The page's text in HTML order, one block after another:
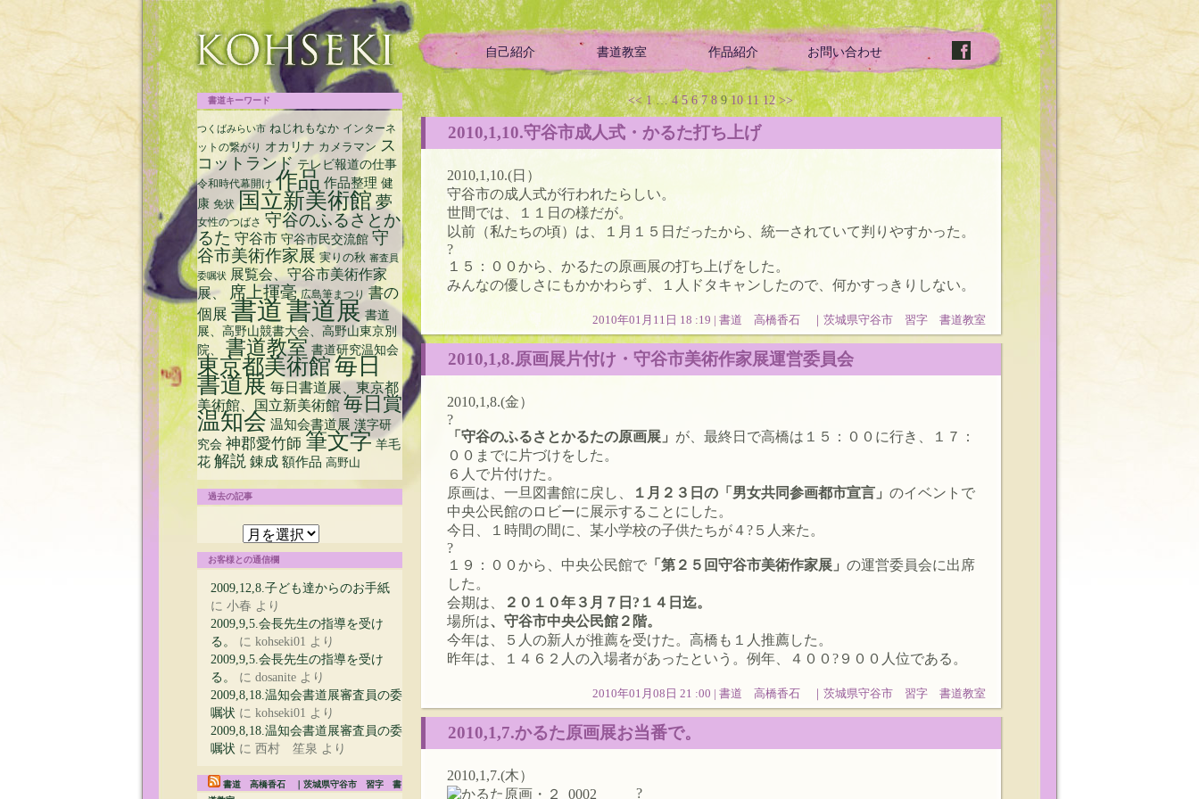
自己紹介 書道教室 作品紹介 お問い合わせ
срочный займ на карту с плохой кредитной историей << 1 … 4 5 6 7 8 9 10 11 12 >>
2010,1,10.守谷市成人式・かるた打ち上げ
2010,1,10.(日）
守谷市の成人式が行われたらしい。
世間では、１１日の様だが。
以前（私たちの頃）は、１月１５日だったから、統一されていて判りやすかった。
?
１５：００から、かるたの原画展の打ち上げをした。
みんなの優しさにもかかわらず、１人ドタキャンしたので、何かすっきりしない。
2010年01月11日 18 :19 | 書道 高橋香石 ｜茨城県守谷市 習字 書道教室
2010,1,8.原画展片付け・守谷市美術作家展運営委員会
2010,1,8.(金）
?
「守谷のふるさとかるたの原画展」 が、最終日で高橋は１５：００に行き、１７：
００までに片づけをした。
６人で片付けた。
原画は、一旦図書館に戻し、
１月２３日の「男女共同参画都市宣言」 のイベントで
中央公民館のロビーに展示することにした。
今日、１時間の間に、某小学校の子供たちが４?５人来た。
?
１９：００から、中央公民館で 「第２５回守谷市美術作家展」 の運営委員会に出席
した。
会期は、
２０１０年３月７日?１４日迄。
場所は、守谷市中央公民館２階。
今年は、５人の新人が推薦を受けた。高橋も１人推薦した。
昨年は、１４６２人の入場者があったという。例年、４００?９００人位である。
2010年01月08日 21 :00 | 書道 高橋香石 ｜茨城県守谷市 習字 書道教室
2010,1,7.かるた原画展お当番で。
2010,1,7.(木）
?
書道キーワード
つくばみらい市 ねじれもなか インターネ
ットの繋がり オカリナ カメラマン ス
コットランド テレビ報道の仕事
令和時代幕開け 作品 作品整理 健
康 免状 国立新美術館 夢
女性のつばさ 守谷のふるさとか
るた 守谷市 守谷市民交流館 守
谷市美術作家展 実りの秋 審査員
委嘱状
展覧会、守谷市美術作家
展、
席上揮毫 広島筆まつり 書の
個展 書道書道展 書道
展、高野山競書大会、高野山東京別
院、
書道教室 書道研究温知会
東京都美術館毎日
書道展 毎日書道展、東京都
美術館、国立新美術館 毎日賞
温知会 温知会書道展 漢字研
究会 神郡愛竹師 筆文字 羊毛
花 解説 錬成 額作品 高野山
過去の記事
の
記
お客様との通信欄
2009,12,8.子ども達からのお手紙
に 小春 より
2009,9,5.会長先生の指導を受け
る。
に kohseki01 より
2009,9,5.会長先生の指導を受け
る。
に dosanite より
2009,8,18.温知会書道展審査員の委
嘱状 に kohseki01 より
2009,8,18.温知会書道展審査員の委
嘱状 に 西村 笙泉 より
書道 高橋香石 ｜茨城県守谷市 習字 書